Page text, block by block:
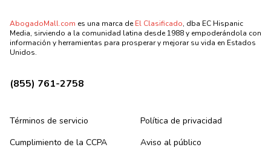
AbogadoMall.com es una marca deEl Clasificado, dba EC Hispanic
Media, sirviendo a la comunidad latina desde 1988 y empoderándola con
información y herramientas para prosperar y mejorar su vida en Estados
Unidos.
(855) 761-2758
Términos de servicio
Política de privacidad
Cumplimiento de la CCPA
Aviso al público